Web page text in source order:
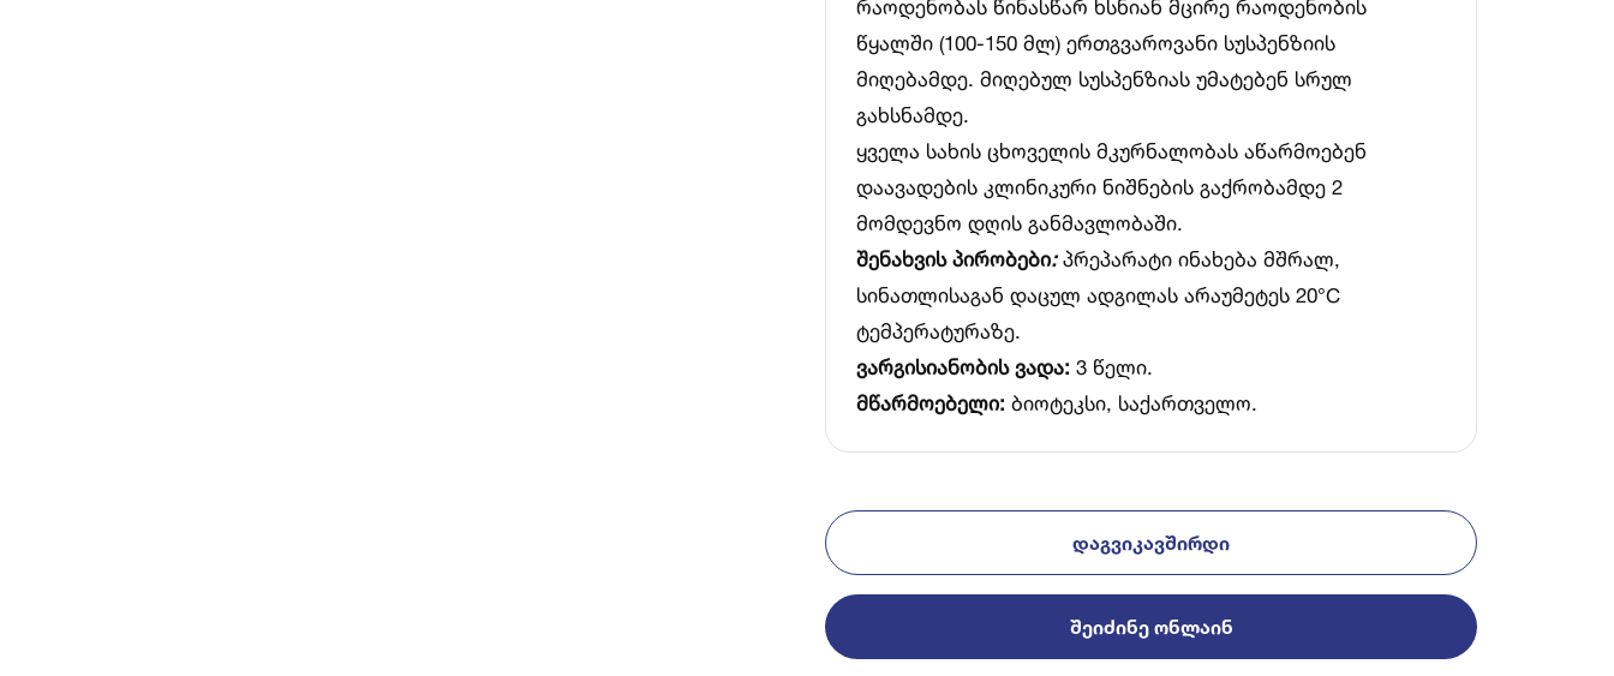
რაოდენობას წინასწარ ხსნიან მცირე რაოდენობის
წყალში (100-150 მლ) ერთგვაროვანი სუსპენზიის
მიღებამდე. მიღებულ სუსპენზიას უმატებენ სრულ
გახსნამდე.
ყველა სახის ცხოველის მკურნალობას აწარმოებენ
დაავადების კლინიკური ნიშნების გაქრობამდე 2
მომდევნო დღის განმავლობაში.
შენახვის პირობები:პრეპარატი ინახება მშრალ,
სინათლისაგან დაცულ ადგილას არაუმეტეს 20°C
ტემპერატურაზე.
ვარგისიანობის ვადა: 3 წელი.
მწარმოებელი: ბიოტეკსი, საქართველო.
ᲓᲐᲒᲕᲘᲙᲐᲕᲨᲘᲠᲓᲘ
ᲨᲔᲘᲫᲘᲜᲔ ᲝᲜᲚᲐᲘᲜ